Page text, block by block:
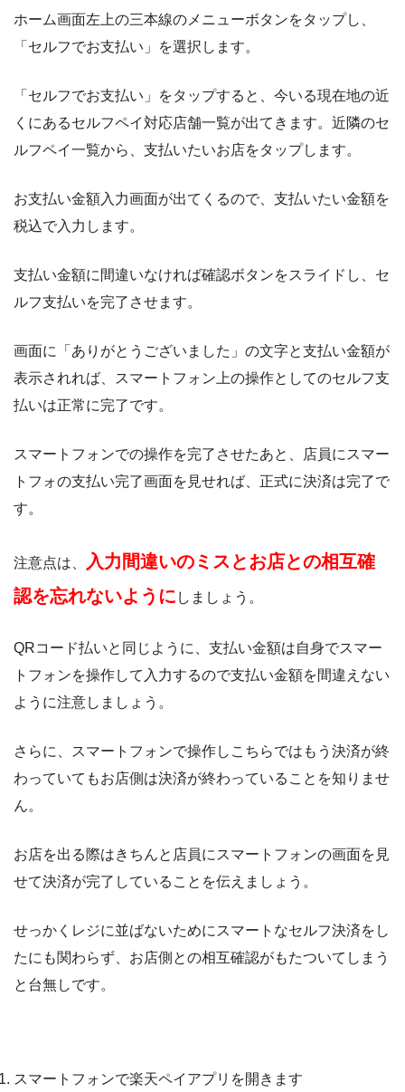
ホーム画面左上の三本線のメニューボタンをタップし、
「セルフでお支払い」を選択します。
「セルフでお支払い」をタップすると、今いる現在地の近
くにあるセルフペイ対応店舗一覧が出てきます。近隣のセ
ルフペイ一覧から、支払いたいお店をタップします。
お支払い金額入力画面が出てくるので、支払いたい金額を
税込で入力します。
支払い金額に間違いなければ確認ボタンをスライドし、セ
ルフ支払いを完了させます。
画面に「ありがとうございました」の文字と支払い金額が
表示されれば、スマートフォン上の操作としてのセルフ支
払いは正常に完了です。
スマートフォンでの操作を完了させたあと、店員にスマー
トフォの支払い完了画面を見せれば、正式に決済は完了で
す。
注意点は、
入力間違いのミスとお店との相互確
認を忘れないように しましょう。
QRコード払いと同じように、支払い金額は自身でスマー
トフォンを操作して入力するので支払い金額を間違えない
ように注意しましょう。
さらに、スマートフォンで操作しこちらではもう決済が終
わっていてもお店側は決済が終わっていることを知りませ
ん。
お店を出る際はきちんと店員にスマートフォンの画面を見
せて決済が完了していることを伝えましょう。
せっかくレジに並ばないためにスマートなセルフ決済をし
たにも関わらず、お店側との相互確認がもたついてしまう
と台無しです。
スマートフォンで楽天ペイアプリを開きます